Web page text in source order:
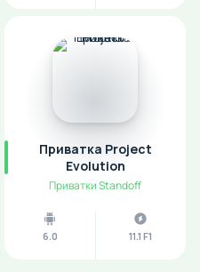
Приватка Project
Evolution
Приватки Standoff
6.0 11.1 F1